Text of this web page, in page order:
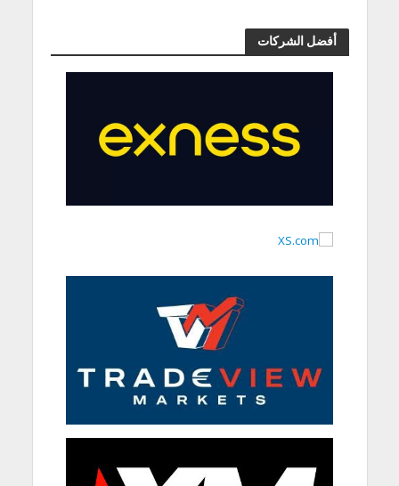
أفضل الشركات